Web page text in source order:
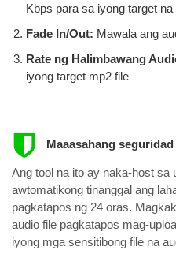
Kbps para sa iyong target na
Fade In/Out: Mawala ang
Rate ng Halimbawang
iyong target mp2 file
Maaasahang seguridad
Ang tool na ito ay naka-host sa
awtomatikong tinanggal ang
pagkatapos ng 24 oras.
audio file pagkatapos mag-
iyong mga sensitibong file na